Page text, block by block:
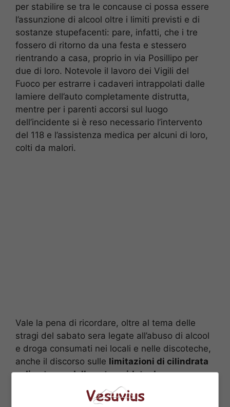
per stabilire se tra le concause ci possa essere
l’assunzione di alcool oltre i limiti previsti e di
sostanze stupefacenti: pare, infatti, che i tre
fossero di ritorno da una festa e stessero
rientrando a casa, proprio in via Posillipo per
due di loro. Notevole il lavoro dei Vigili del
Fuoco per estrarre i cadaveri intrappolati dalle
lamiere dell’auto completamente distrutta,
mentre per i parenti accorsi sul luogo
dell’incidente si è reso necessario l’intervento
del 118 e l’assistenza medica per alcuni di loro,
colti da malori.
Vale la pena di ricordare, oltre al tema delle
stragi del sabato sera legate all’abuso di alcool
e droga consumati nei locali e nelle discoteche,
anche il discorso sulle limitazioni di cilindrata
e di potenza delle auto guidate da
giovanissimi neopatentati
del 29 luglio 2010prescrive norme precise in